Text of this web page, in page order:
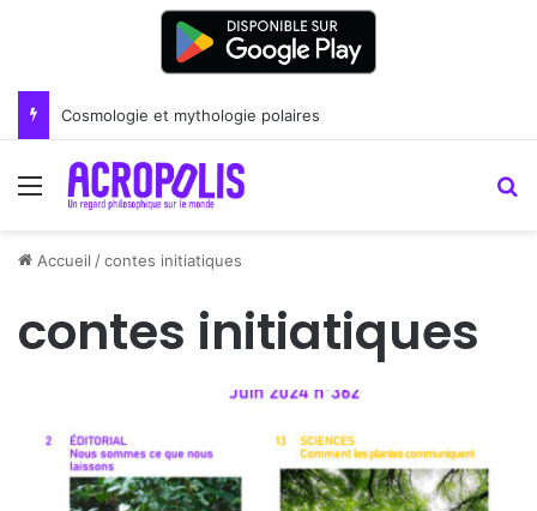
Cosmologie et mythologie polaires
Menu
Accueil /contes initiatiques
contes initiatiques